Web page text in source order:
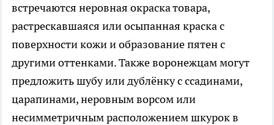
встречаются неровная окраска товара,
растрескавшаяся или осыпанная краска с
поверхности кожи и образование пятен с
другими оттенками. Также воронежцам могут
предложить шубу или дублёнку с ссадинами,
царапинами, неровным ворсом или
несимметричным расположением шкурок в